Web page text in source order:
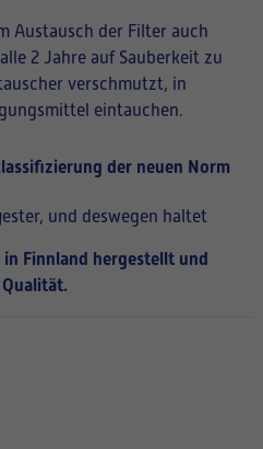
Austausch der Filter auch
2 Jahre auf Sauberkeit zu
verschmutzt, in
eintauchen.
der neuen Norm
und deswegen haltet
Finnland hergestellt und